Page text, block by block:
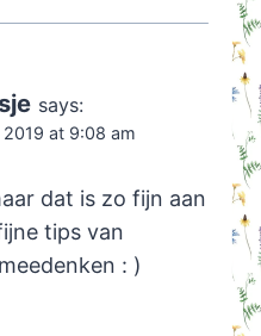
says:
2019 at 9:08 am
dat is zo fijn aan
tips van
: )